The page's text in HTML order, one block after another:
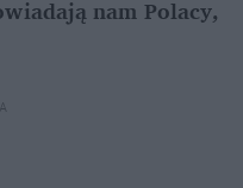
nam Polacy,